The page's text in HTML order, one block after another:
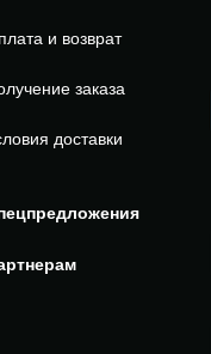
и возврат
заказа
доставки